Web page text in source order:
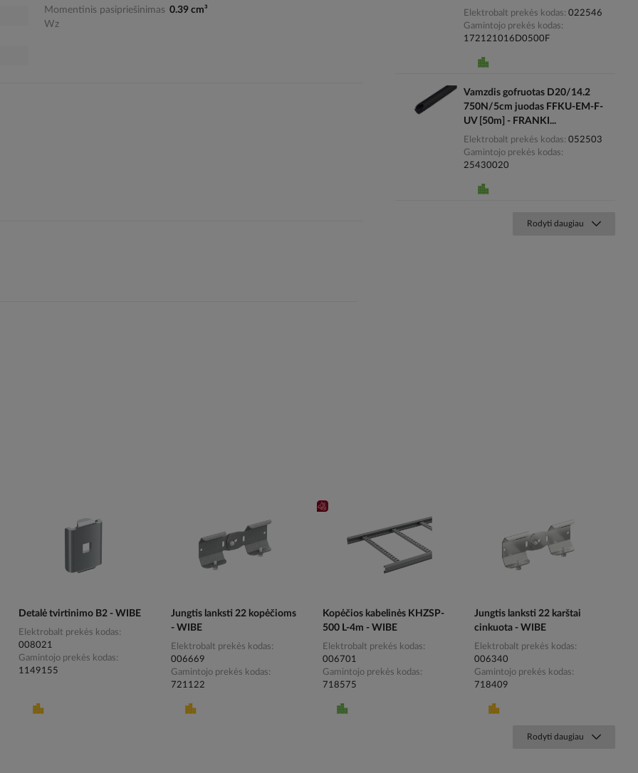
Momentinis pasipriešinimas
Wz
0.39 cm³ Elektrobalt prekės kodas 022546
Gamintojo prekės kodas
172121016D0500F
Vamzdis gofruotas D20/14.2
750N/5cm juodas FFKU-EM-F-
UV [50m] - FRANKI...
Elektrobalt prekės kodas 052503
Gamintojo prekės kodas
25430020
Rodyti daugiau
Detalė tvirtinimo B2 - WIBE
Elektrobalt prekės kodas
008021
Gamintojo prekės kodas
1149155
Jungtis lanksti 22 kopėčioms
- WIBE
Elektrobalt prekės kodas
006669
Gamintojo prekės kodas
721122
Kopėčios kabelinės KHZSP-
500 L-4m - WIBE
Elektrobalt prekės kodas
006701
Gamintojo prekės kodas
718575
Jungtis lanksti 22 karštai
cinkuota - WIBE
Elektrobalt prekės kodas
006340
Gamintojo prekės kodas
718409
Rodyti daugiau